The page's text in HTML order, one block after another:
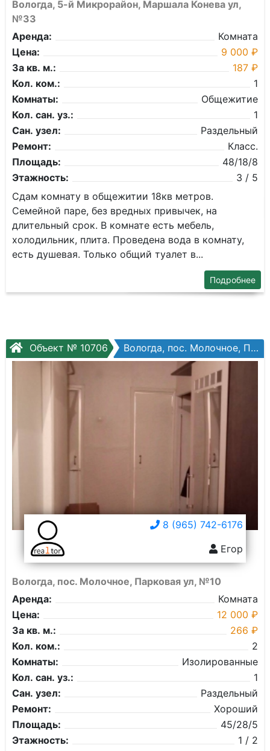
Вологда, 5-й Микрорайон, Маршала Конева ул,
№33
Аренда:
Комната
Цена:
9 000 ₽
За кв. м.:
187 ₽
Кол. ком.:
1
Комнаты:
Общежитие
Кол. сан. уз.:
1
Сан. узел:
Раздельный
Ремонт:
Класс.
Площадь:
48/18/8
Этажность:
3 / 5
Сдам комнату в общежитии 18кв метров.
Семейной паре, без вредных привычек, на
длительный срок. В комнате есть мебель,
холодильник, плита. Проведена вода в комнату,
есть душевая. Только общий туалет в...
Подробнее
Объект № 10706 Вологда, пос. Молочное, Парковая ул, №10
8 (965) 742-6176
Егор
Вологда, пос. Молочное, Парковая ул, №10
Аренда:
Комната
Цена:
12 000 ₽
За кв. м.:
266 ₽
Кол. ком.:
2
Комнаты:
Изолированные
Кол. сан. уз.:
1
Сан. узел:
Раздельный
Ремонт:
Хороший
Площадь:
45/28/5
Этажность:
1 / 2